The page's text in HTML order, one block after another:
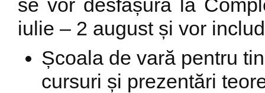
se vor desfășura la
iulie – 2 august și vor
Școala de vară pentru
cursuri și prezentări